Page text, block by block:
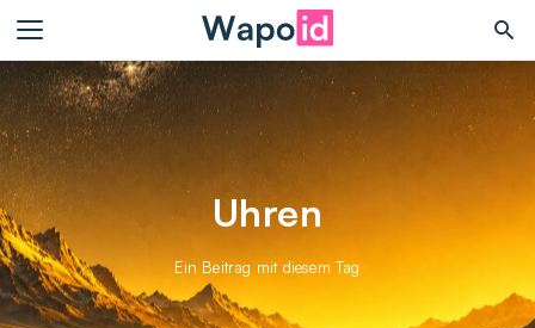
Uhren
Ein Beitrag mit diesem Tag